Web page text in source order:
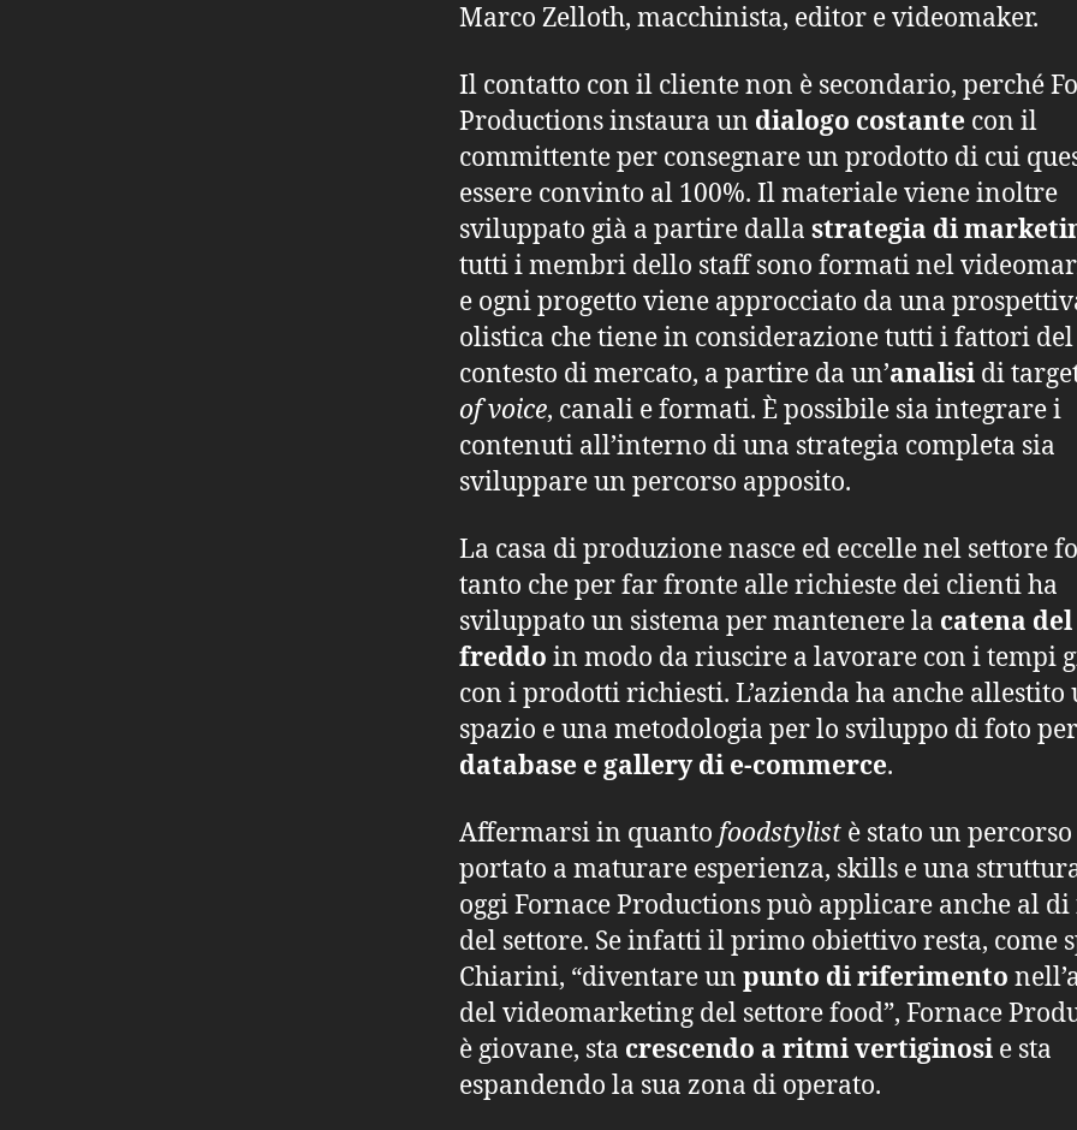
Marco Zelloth, macchinista, editor e videomaker.
Il contatto con il cliente non è secondario, perché
Productions instaura un dialogo costante con il
committente per consegnare un prodotto di cui
essere convinto al 100%. Il materiale viene inoltre
sviluppato già a partire dalla strategia di
tutti i membri dello staff sono formati nel
e ogni progetto viene approcciato da una
olistica che tiene in considerazione tutti i fattori del
contesto di mercato, a partire da un’analisi di
of voice, canali e formati. È possibile sia integrare i
contenuti all’interno di una strategia completa sia
sviluppare un percorso apposito.
La casa di produzione nasce ed eccelle nel settore
tanto che per far fronte alle richieste dei clienti ha
sviluppato un sistema per mantenere la catena del
freddo in modo da riuscire a lavorare con i tempi
con i prodotti richiesti. L’azienda ha anche allestito
spazio e una metodologia per lo sviluppo di foto per
database e gallery di e-commerce.
Affermarsi in quanto foodstylist è stato un percorso
portato a maturare esperienza, skills e una
oggi Fornace Productions può applicare anche al
del settore. Se infatti il primo obiettivo resta, come
Chiarini, “diventare un punto di riferimento
del videomarketing del settore food”, Fornace
è giovane, sta crescendo a ritmi vertiginosi e sta
espandendo la sua zona di operato.